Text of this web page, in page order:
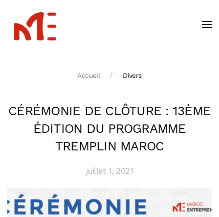
Accueil Divers
CÉRÉMONIE DE CLÔTURE : 13ÈME
ÉDITION DU PROGRAMME
TREMPLIN MAROC
juillet 1, 2021